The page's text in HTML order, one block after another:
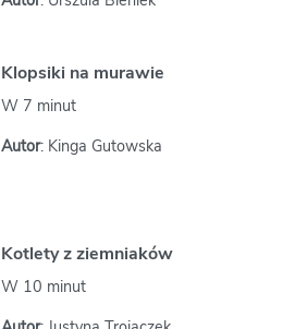
Klopsiki na murawie
W 7 minut
Autor: Kinga Gutowska
Kotlety z ziemniaków
W 10 minut